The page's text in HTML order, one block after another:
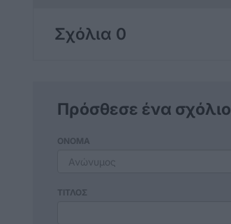
Σχόλια 0
Πρόσθεσε ένα σχόλιο
ΟΝΟΜΑ
ΤΙΤΛΟΣ